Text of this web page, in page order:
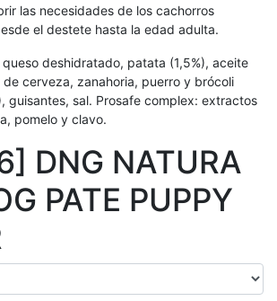
las necesidades de los cachorros
el destete hasta la edad adulta.
deshidratado, patata (1,5%), aceite
cerveza, zanahoria, puerro y brócoli
guisantes, sal. Prosafe complex: extractos
pomelo y clavo.
DNG NATURA
PATE PUPPY